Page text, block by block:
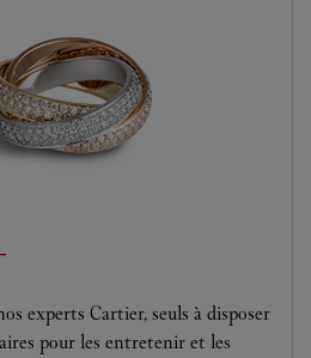
experts Cartier, seuls à disposer
pour les entretenir et les